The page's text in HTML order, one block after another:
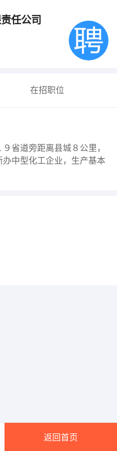
任公司
在招职位
省道旁距离县城８公里，
中型化工企业，生产基本
返回首页